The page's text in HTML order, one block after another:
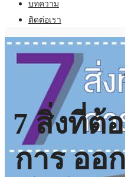
บทความ
ติดต่อเรา
7 สิ่งที่ต้
การ ออ